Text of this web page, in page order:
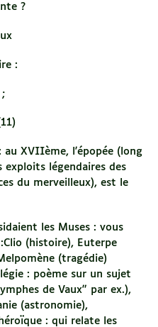
?
:
;
au XVIIème, l'épopée (long
légendaires des
du merveilleux), est le
les Muses : vous
(histoire), Euterpe
(tragédie)
: poème sur un sujet
de Vaux" par ex.),
(astronomie),
: qui relate les